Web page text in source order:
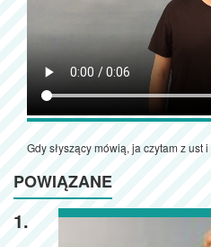
Gdy słyszący mówią, ja czytam z ust
POWIĄZANE
1.